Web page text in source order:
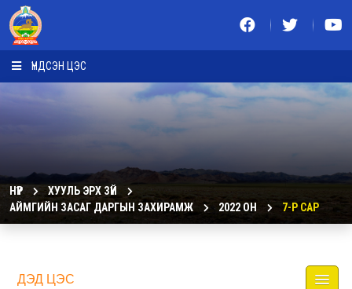
ҮНДСЭН ЦЭС
НҮҮР
ХУУЛЬ ЭРХ ЗҮЙ
АЙМГИЙН ЗАСАГ ДАРГЫН ЗАХИРАМЖ
2022 ОН 7-Р САР
ДЭД ЦЭС